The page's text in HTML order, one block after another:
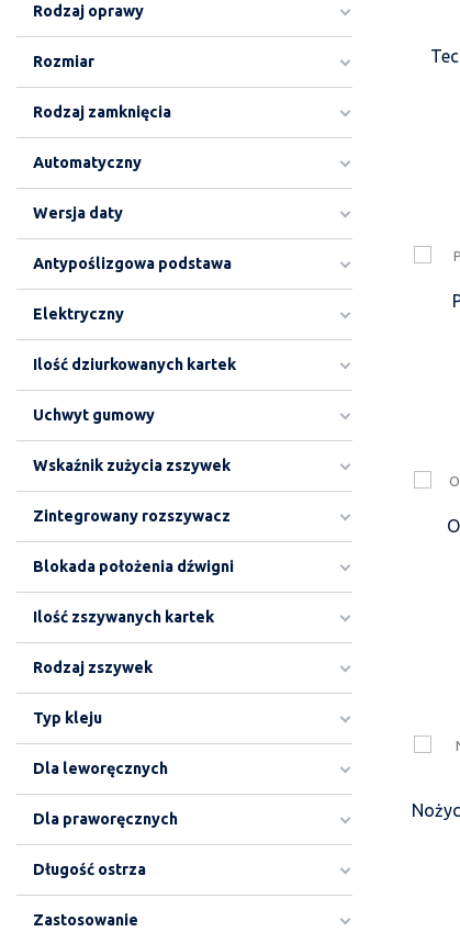
Rodzaj oprawy
Rozmiar
Rodzaj zamknięcia
Automatyczny
Wersja daty
Antypoślizgowa podstawa
Elektryczny
Ilość dziurkowanych kartek
Uchwyt gumowy
Wskaźnik zużycia zszywek
Zintegrowany rozszywacz
Blokada położenia dźwigni
Ilość zszywanych kartek
Rodzaj zszywek
Typ kleju
Dla leworęcznych
Dla praworęcznych
Długość ostrza
Zastosowanie